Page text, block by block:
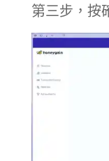
第三步，按